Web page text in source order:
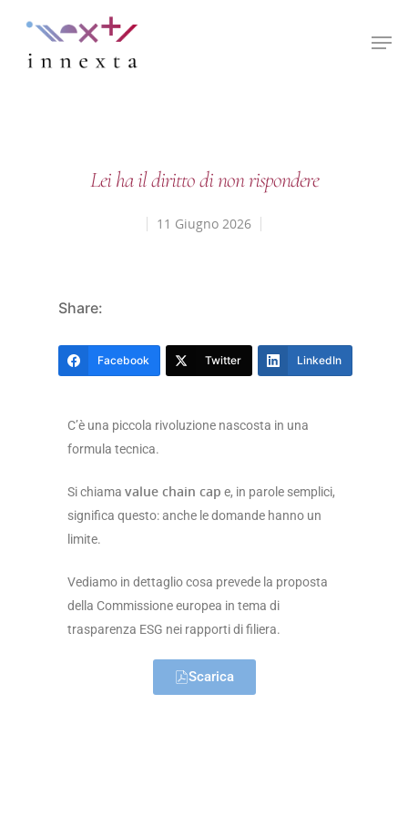
Lei ha il diritto di non rispondere
11 Giugno 2026
Share:
Facebook Twitter LinkedIn
C’è una piccola rivoluzione nascosta in una
formula tecnica.
Si chiama value chain cap e, in parole semplici,
significa questo: anche le domande hanno un
limite.
Vediamo in dettaglio cosa prevede la proposta
della Commissione europea in tema di
trasparenza ESG nei rapporti di filiera.
Scarica